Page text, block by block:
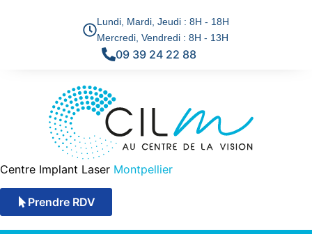
Lundi, Mardi, Jeudi : 8H - 18H
Mercredi, Vendredi : 8H - 13H
09 39 24 22 88
Centre Implant Laser Montpellier
Prendre RDV